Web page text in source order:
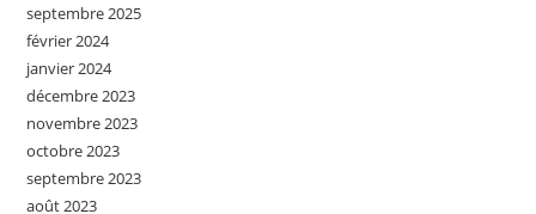
septembre 2025
février 2024
janvier 2024
décembre 2023
novembre 2023
octobre 2023
septembre 2023
août 2023